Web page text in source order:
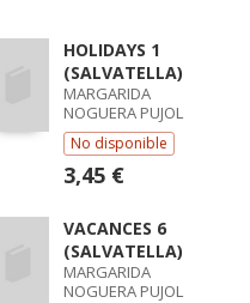
HOLIDAYS 1
(SALVATELLA)
MARGARIDA
NOGUERA PUJOL
No disponible
3,45 €
VACANCES 6
(SALVATELLA)
MARGARIDA
NOGUERA PUJOL